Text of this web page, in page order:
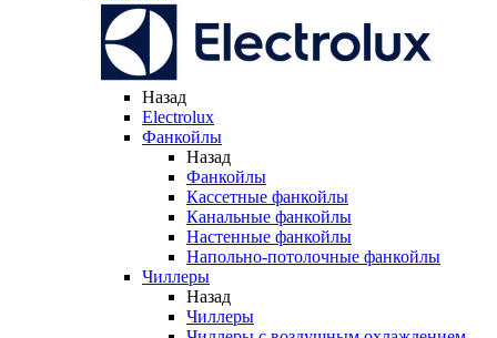
Назад
Electrolux
Фанкойлы
Назад
Фанкойлы
Кассетные фанкойлы
Канальные фанкойлы
Настенные фанкойлы
Напольно-потолочные фанкойлы
Чиллеры
Назад
Чиллеры